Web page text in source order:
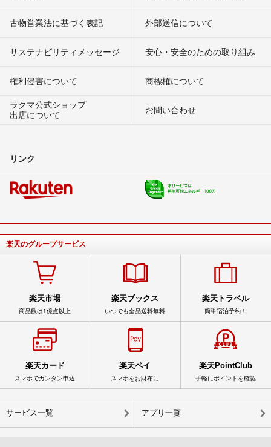
古物営業法に基づく表記 外部送信について
サステナビリティメッセージ 安心・安全のための取り組み
権利侵害について
商標権について
ラクマ公式ショップ
出店について
お問い合わせ
リンク
楽天のグループサービス
楽天市場
商品数は1億点以上
楽天ブックス
いつでも全品送料無料
楽天トラベル
簡単宿泊予約！
楽天カード
スマホでカンタン申込
楽天ペイ
スマホをお財布に
楽天PointClub
手軽にポイントを確認
サービス一覧 アプリ一覧